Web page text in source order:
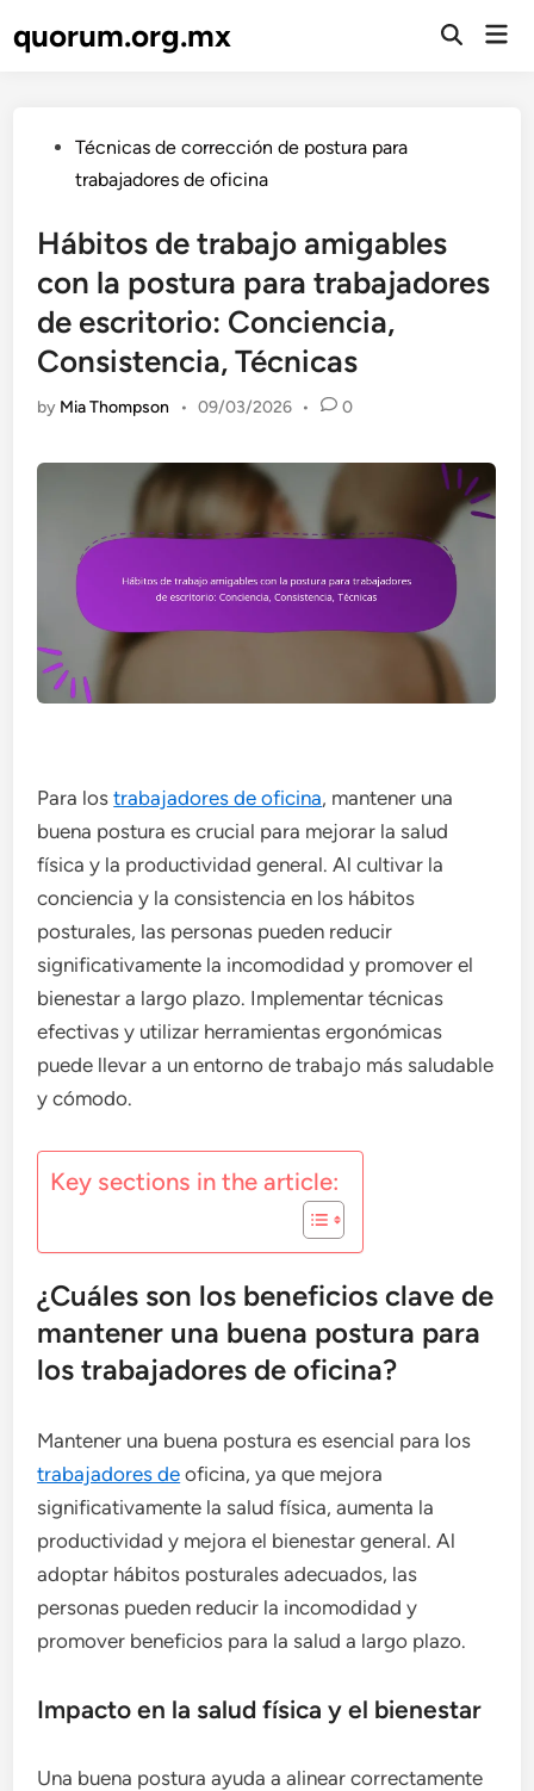
toquorum.org.mx
Open
PostedTécnicas de corrección de postura para
trabajadores de oficina
Hábitos de trabajo amigables
con la postura para trabajadores
de escritorio: Conciencia,
Consistencia, Técnicas
by Mia Thompson • 09/03/2026 • 0
Para lostrabajadores de oficina, mantener una
buena postura es crucial para mejorar la salud
física y la productividad general. Al cultivar la
conciencia y la consistencia en los hábitos
posturales, las personas pueden reducir
significativamente la incomodidad y promover el
bienestar a largo plazo. Implementar técnicas
efectivas y utilizar herramientas ergonómicas
puede llevar a un entorno de trabajo más saludable
y cómodo.
Key sections in the article:
¿Cuáles son los beneficios clave de
mantener una buena postura para
los trabajadores de oficina?
Mantener una buena postura es esencial para los
trabajadores de oficina, ya que mejora
significativamente la salud física, aumenta la
productividad y mejora el bienestar general. Al
adoptar hábitos posturales adecuados, las
personas pueden reducir la incomodidad y
promover beneficios para la salud a largo plazo.
Impacto en la salud física y el bienestar
Una buena postura ayuda a alinear correctamente